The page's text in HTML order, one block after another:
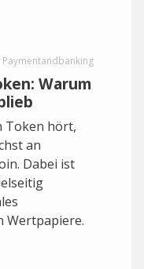
Paymentandbanking
Warum
Token hört,
an
Dabei ist
Wertpapiere.